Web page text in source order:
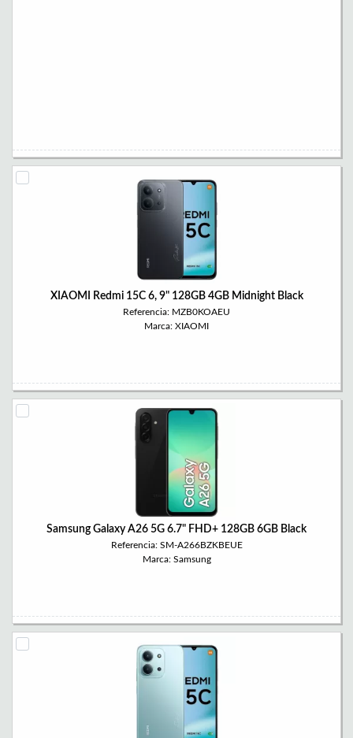
XIAOMI Redmi 15C 6, 9" 128GB 4GB Midnight Black
Referencia: MZB0KOAEU
Marca: XIAOMI
Samsung Galaxy A26 5G 6.7" FHD+ 128GB 6GB Black
Referencia: SM-A266BZKBEUE
Marca: Samsung